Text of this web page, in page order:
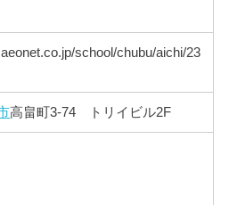
school/chubu/aichi/23
高畠町3-74 トリイビル2F